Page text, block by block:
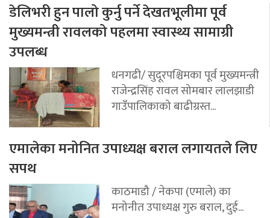
डेलिभरी हुन पालो कुर्नु पर्ने देखतभूलीमा पूर्व
मुख्यमन्त्री रावलको पहलमा स्वास्थ्य सामाग्री
उपलब्ध
धनगढी/ सुदूरपश्चिमका पूर्व मुख्यमन्त्री
राजेन्द्रसिंह रावल सोमबार लालझाडी
गाउँपालिकाको बाढीग्रस्त...
एमालेका मनोनित उपाध्यक्ष बराल लगायतले लिए
सपथ
काठमाडौ / नेकपा (एमाले) का
मनोनीत उपाध्यक्ष गुरु बराल, दुई...